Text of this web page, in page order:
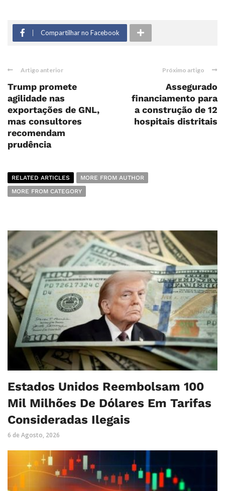
Compartilhar no Facebook
Artigo anterior
Trump promete
agilidade nas
exportações de GNL,
mas consultores
recomendam
prudência
Próximo artigo
Assegurado
financiamento para
a construção de 12
hospitais distritais
RELATED ARTICLES
MORE FROM AUTHOR
MORE FROM CATEGORY
Estados Unidos Reembolsam 100
Mil Milhões De Dólares Em Tarifas
Consideradas Ilegais
6 de Agosto, 2026